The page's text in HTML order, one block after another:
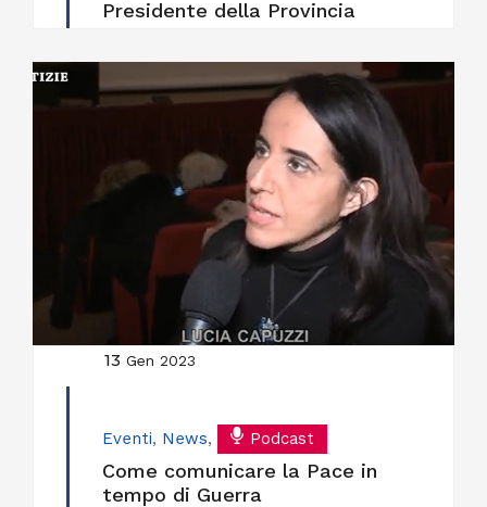
Presidente della Provincia
13 Gen 2023
Eventi, News, Podcast
Come comunicare la Pace in
tempo di Guerra